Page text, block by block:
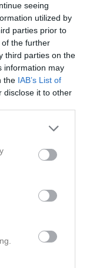
seeing
utilized by
parties prior to
the further
third parties on the
information may
the IAB’s List of
disclose it to other
9 aug, 13:00
12 aug, 16:00